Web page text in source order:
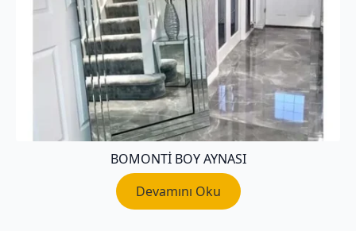
BOMONTI BOY AYNASI
Devamını Oku